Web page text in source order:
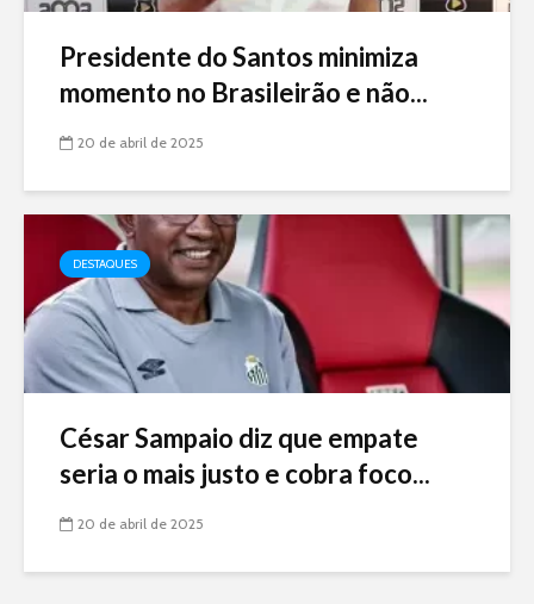
Presidente do Santos minimiza
momento no Brasileirão e não...
20 de abril de 2025
DESTAQUES
César Sampaio diz que empate
seria o mais justo e cobra foco...
20 de abril de 2025